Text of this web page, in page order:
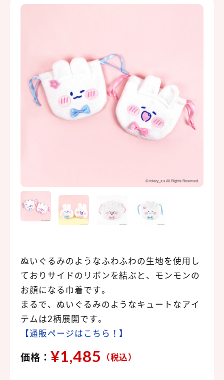
ぬいぐるみのようなふわふわの生地を使用し
ておりサイドのリボンを結ぶと、モンモンの
お顔になる巾着です。
まるで、ぬいぐるみのようなキュートなアイ
テムは2柄展開です。
【通販ページはこちら！】
価格： ¥1,485 （税込）